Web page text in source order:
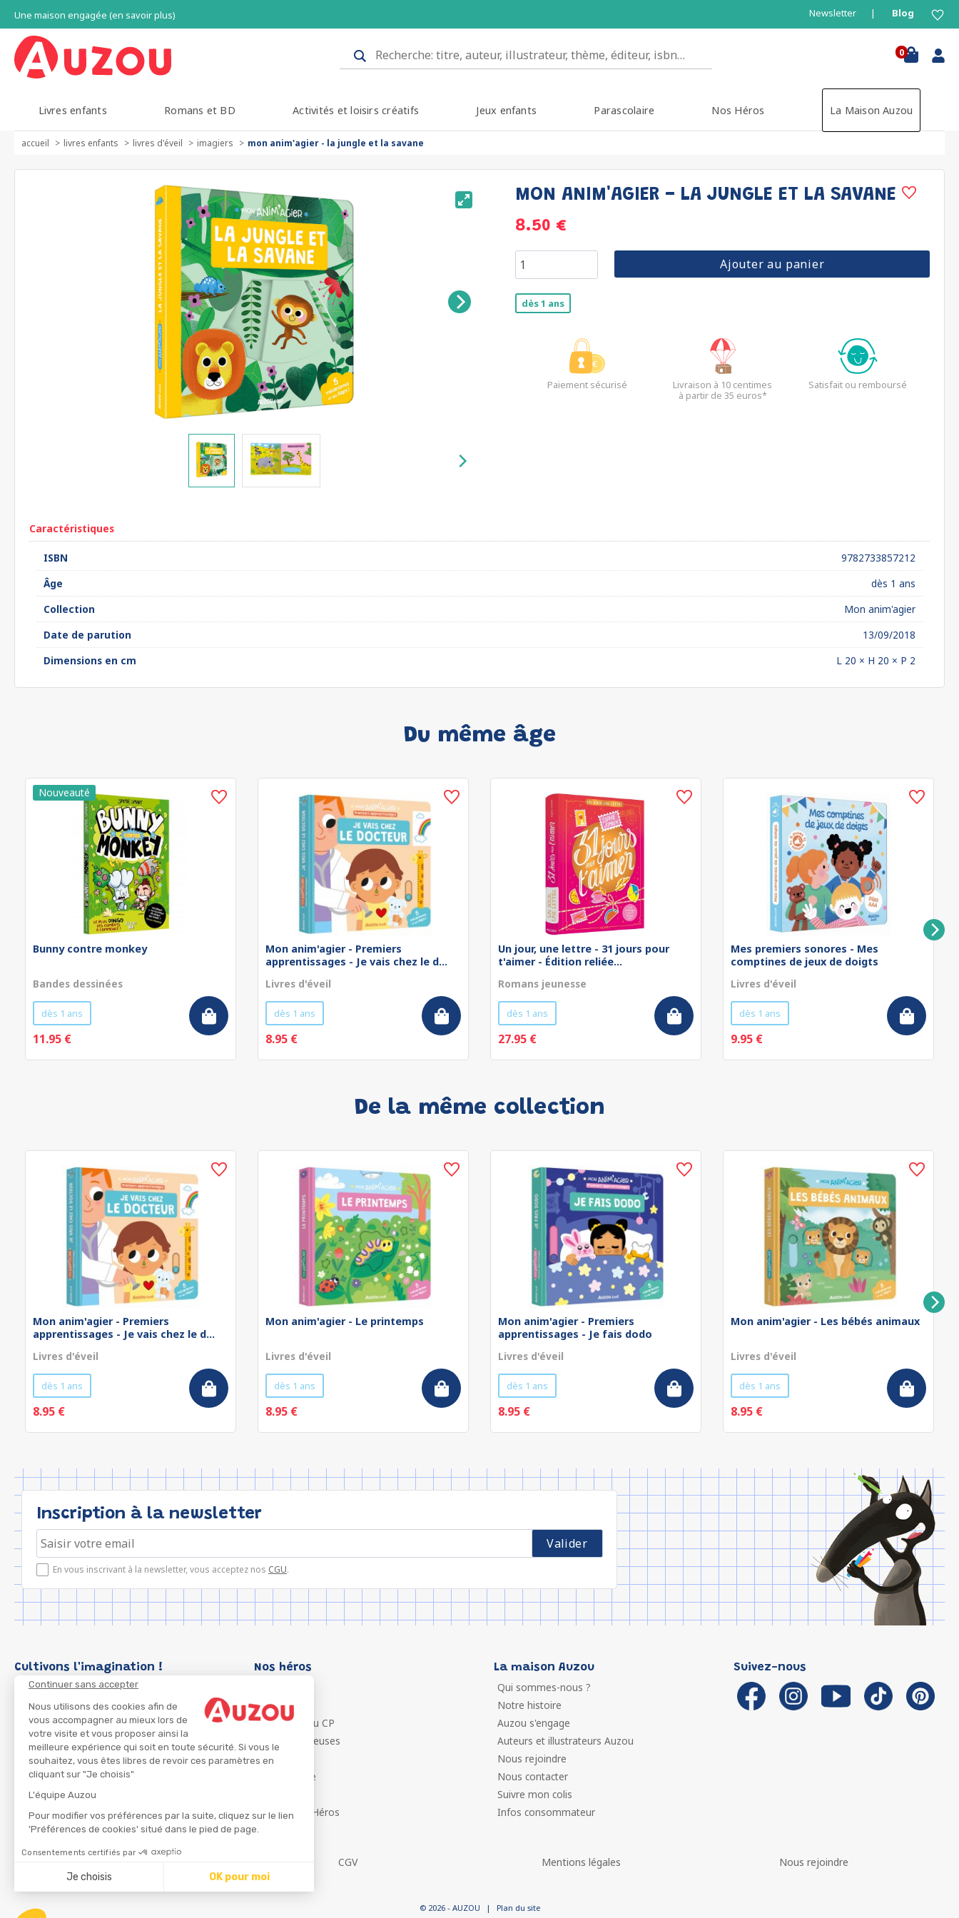
Continuer sans accepter
Nous utilisons des cookies afin de
vous accompagner au mieux lors de
votre visite et vous proposer ainsi la
meilleure expérience qui soit en toute sécurité. Si vous le
souhaitez, vous êtes libres de revoir ces paramètres en
cliquant sur "Je choisis"
L'équipe Auzou
Pour modifier vos préférences par la suite, cliquez sur le lien
'Préférences de cookies' situé dans le pied de page.
Consentements certifiés par
Je choisis OK pour moi
Une maison engagée (en savoir plus) Newsletter Blog
0
Livres enfants Romans et BD Activités et loisirs créatifs Jeux enfants Parascolaire Nos Héros La Maison Auzou
accueil livres enfants livres d'éveil imagiers mon anim'agier - la jungle et la savane
MON ANIM'AGIER - LA JUNGLE ET LA SAVANE
8.50 €
Ajouter au panier
dès 1 ans
Paiement sécurisé
Livraison à 10 centimes
à partir de 35 euros*
Satisfait ou remboursé
Caractéristiques
ISBN
9782733857212
Âge
dès 1 ans
Collection
Mon anim'agier
Date de parution
13/09/2018
Dimensions en cm
L 20 × H 20 × P 2
Du même âge
Bunny contre monkey
Bandes dessinées
dès 1 ans
11.95 €
Mon anim'agier - Premiers
apprentissages - Je vais chez le d...
Livres d'éveil
dès 1 ans
8.95 €
Un jour, une lettre - 31 jours pour
t'aimer - Édition reliée...
Romans jeunesse
dès 1 ans
27.95 €
Mes premiers sonores - Mes
comptines de jeux de doigts
Livres d'éveil
dès 1 ans
9.95 €
De la même collection
Mon anim'agier - Premiers
apprentissages - Je vais chez le d...
Livres d'éveil
dès 1 ans
8.95 €
Mon anim'agier - Le printemps
Livres d'éveil
dès 1 ans
8.95 €
Mon anim'agier - Premiers
apprentissages - Je fais dodo
Livres d'éveil
dès 1 ans
8.95 €
Mon anim'agier - Les bébés animaux
Livres d'éveil
dès 1 ans
8.95 €
Inscription à la newsletter
En vous inscrivant à la newsletter, vous acceptez nos CGU.
Cultivons l'imagination ! Nos héros
P'tit Loup
Les Héros du CP
Les Influenceuses
Migali
Petite Taupe
Ma Boîte à Héros
La maison Auzou
Qui sommes-nous ?
Notre histoire
Auzou s'engage
Auteurs et illustrateurs Auzou
Nous rejoindre
Nous contacter
Suivre mon colis
Infos consommateur
Suivez-nous
CGV Mentions légales Nous rejoindre
© 2026 - AUZOU | Plan du site